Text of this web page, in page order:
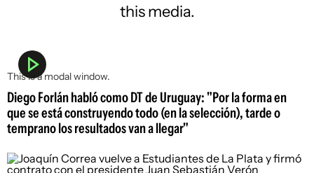
This is a modal window.
this media.
Diego Forlán habló como DT de Uruguay: "Por la forma en
que se está construyendo todo (en la selección), tarde o
temprano los resultados van a llegar"